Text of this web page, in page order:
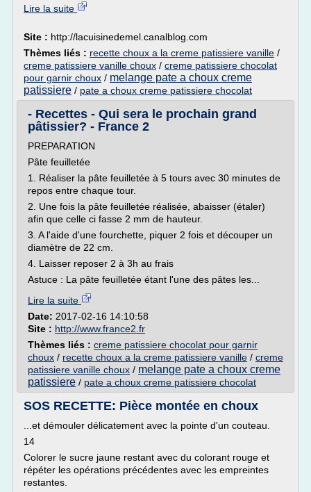
Lire la suite
Site : http://lacuisinedemel.canalblog.com
Thèmes liés : recette choux a la creme patissiere vanille /
creme patissiere vanille choux / creme patissiere chocolat
pour garnir choux / melange pate a choux creme
patissiere / pate a choux creme patissiere chocolat
- Recettes - Qui sera le prochain grand
pâtissier? - France 2
PREPARATION
Pâte feuilletée
1. Réaliser la pâte feuilletée à 5 tours avec 30 minutes de
repos entre chaque tour.
2. Une fois la pâte feuilletée réalisée, abaisser (étaler)
afin que celle ci fasse 2 mm de hauteur.
3. A l'aide d'une fourchette, piquer 2 fois et découper un
diamètre de 22 cm.
4. Laisser reposer 2 à 3h au frais
Astuce : La pâte feuilletée étant l'une des pâtes les...
Lire la suite
Date: 2017-02-16 14:10:58
Site : http://www.france2.fr
Thèmes liés : creme patissiere chocolat pour garnir
choux / recette choux a la creme patissiere vanille / creme
patissiere vanille choux / melange pate a choux creme
patissiere / pate a choux creme patissiere chocolat
SOS RECETTE: Pièce montée en choux
...et démouler délicatement avec la pointe d'un couteau.
14
Colorer le sucre jaune restant avec du colorant rouge et
répéter les opérations précédentes avec les empreintes
restantes.